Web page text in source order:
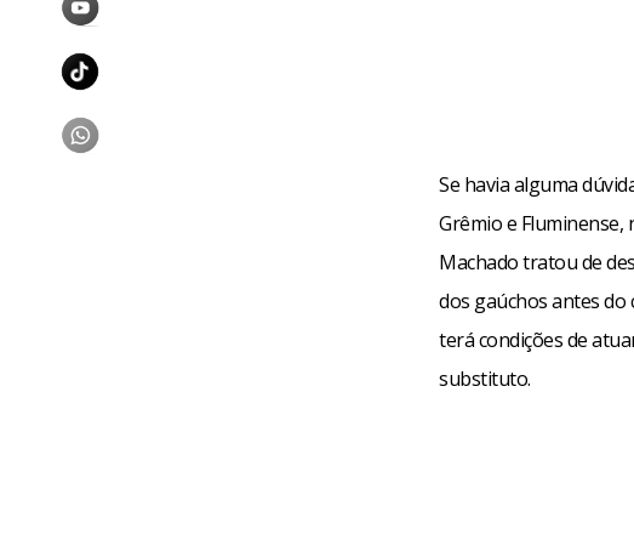
Se havia alguma
Grêmio e
Machado tratou de
dos gaúchos antes
terá condições de
substituto.